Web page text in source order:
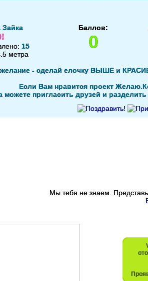
15
метра
Баллов:
0
- сделай елочку ВЫШЕ и
Если Вам нравится проект
можете пригласить друзей и
Мы тебя не знаем.